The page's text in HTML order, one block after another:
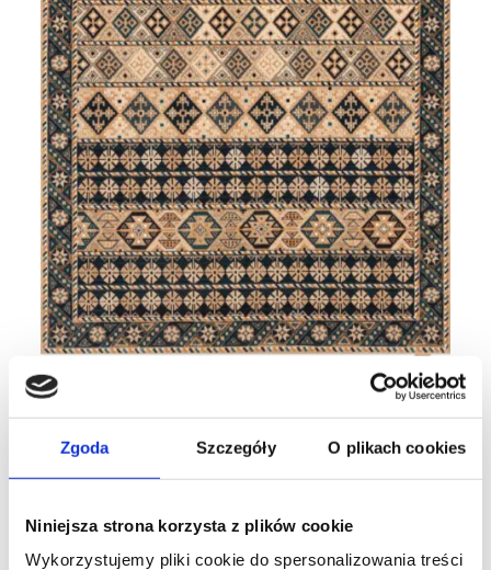
Zgoda Szczegóły O plikach cookies
Niniejsza strona korzysta z plików cookie
Wykorzystujemy pliki cookie do spersonalizowania treści
Calisia ASTRID ciemny beż
Cena: od